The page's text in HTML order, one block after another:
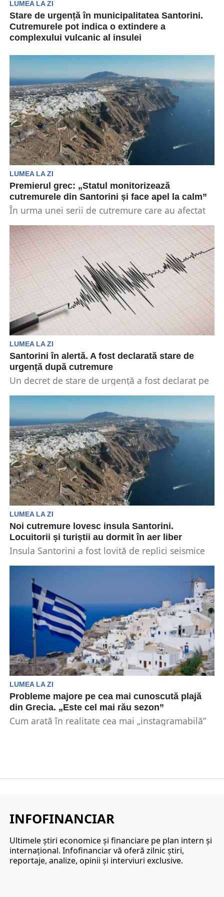
LUMEA LA ZI
Stare de urgență în municipalitatea Santorini.
Cutremurele pot indica o extindere a
complexului vulcanic al insulei
că seismele care zguduie Santorini pot indica
extinderea complexului vulcanic...
LUMEA LA ZI
Premierul grec: „Statul monitorizează
cutremurele din Santorini și face apel la calm”
În urma unei serii de cutremure care au afectat
LUMEA LA ZI
Santorini în alertă. A fost declarată stare de
urgență după cutremure
Un decret de stare de urgență a fost declarat pe
LUMEA LA ZI
Noi cutremure lovesc insula Santorini.
Locuitorii și turiștii au dormit în aer liber
Insula Santorini a fost lovită de replici seismice
LUMEA LA ZI
Probleme majore pe cea mai cunoscută plajă
din Grecia. „Este cel mai rău sezon”
Cum arată în realitate cea mai „instagramabilă”
INFOFINANCIAR
Ultimele ştiri economice şi financiare pe plan intern şi
internaţional. Infofinanciar vă oferă zilnic ştiri,
reportaje, analize, opinii şi interviuri exclusive.